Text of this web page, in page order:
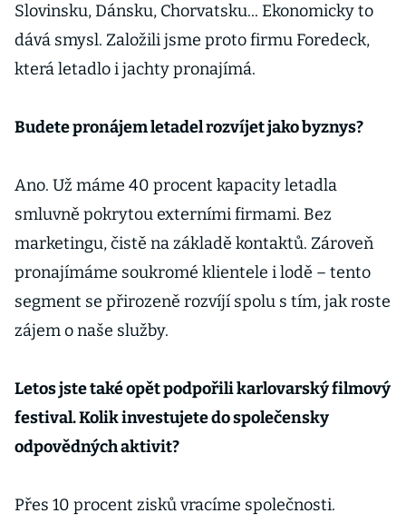
Slovinsku, Dánsku, Chorvatsku... Ekonomicky to
dává smysl. Založili jsme proto firmu Foredeck,
která letadlo i jachty pronajímá.
Budete pronájem letadel rozvíjet jako byznys?
Ano. Už máme 40 procent kapacity letadla
smluvně pokrytou externími firmami. Bez
marketingu, čistě na základě kontaktů. Zároveň
pronajímáme soukromé klientele i lodě – tento
segment se přirozeně rozvíjí spolu s tím, jak roste
zájem o naše služby.
Letos jste také opět podpořili karlovarský filmový
festival. Kolik investujete do společensky
odpovědných aktivit?
Přes 10 procent zisků vracíme společnosti.